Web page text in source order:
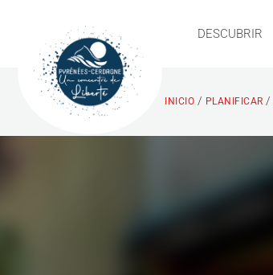
DESCUBRIR
INICIO / PLANIFICAR /